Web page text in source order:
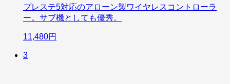
プレステ5対応のアローン製ワイヤレスコントローラ
ー。サブ機としても優秀。
11,480円
3